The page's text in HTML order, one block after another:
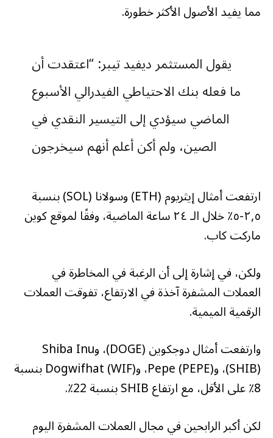
مما يفيد الأصول الأكثر خطورة.
يقول المستثمر ديفيد تيبر: “اعتقدت أن
ما فعله بنك الاحتياطي الفيدرالي الأسبوع
الماضي سيؤدي إلى التيسير النقدي في
الصين، ولم أكن أعلم أنهم سيخرجون
هناك تحولا كاملا.”
pic.twitter.com/fYBWcs0Lzy
– صندوق السكواك (@SquawkCNBC)
26 سبتمبر 2024
ارتفعت أمثال إيثريوم (ETH) وسولانا (SOL) بنسبة
٢,٥-٥٪ خلال الـ ٢٤ ساعة الماضية، وفقًا لموقع كوين
ماركت كاب.
ولكن، في إشارة إلى أن الرغبة في المخاطرة في
العملات المشفرة آخذة في الارتفاع، تفوقت العملات
الرقمية الميمية.
وارتفعت أمثال دوجكوين (DOGE)، وShiba Inu
(SHIB)، وPepe (PEPE)، وDogwifhat (WIF) بنسبة
8٪ على الأقل، مع ارتفاع SHIB بنسبة 22٪.
لكن أكبر الرابحين في مجال العملات المشفرة اليوم